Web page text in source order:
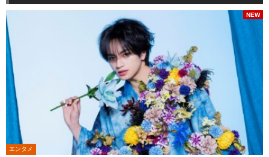
エンタメ
NEW